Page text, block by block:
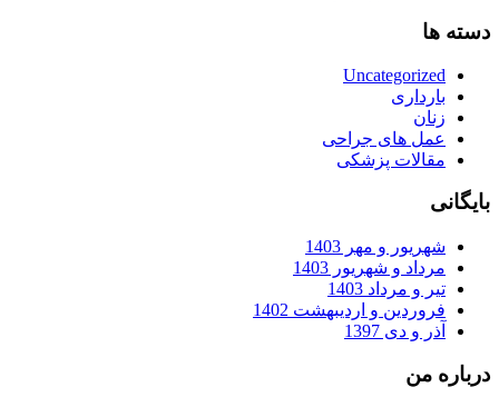
دسته ها
Uncategorized
بارداری
زنان
عمل های جراحی
مقالات پزشکی
بایگانی
شهریور و مهر 1403
مرداد و شهریور 1403
تیر و مرداد 1403
فروردین و اردیبهشت 1402
آذر و دی 1397
درباره من